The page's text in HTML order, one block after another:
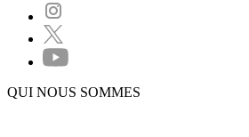
QUI NOUS SOMMES